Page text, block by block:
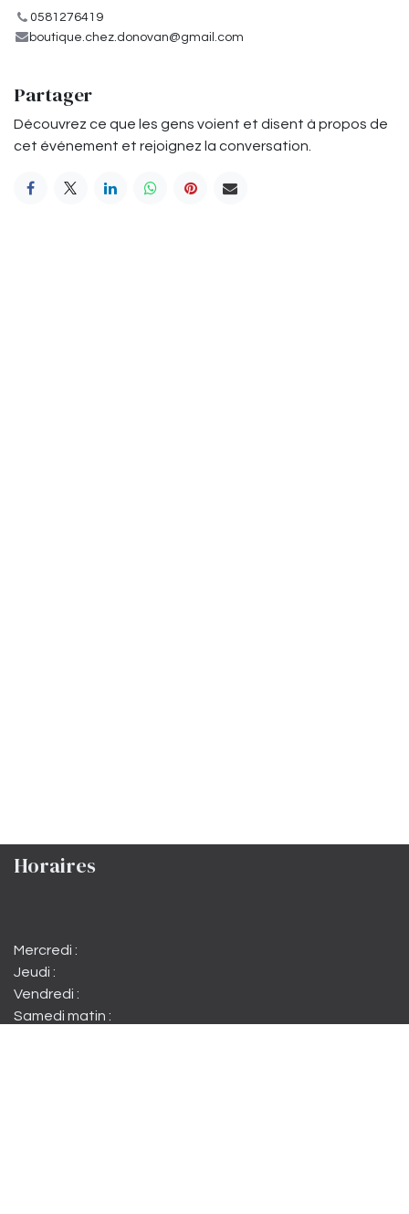
0581276419
boutique.chez.donovan@gmail.com
Partager
Découvrez ce que les gens voient et disent à propos de
cet événement et rejoignez la conversation.
Horaires
Mercredi :
Jeudi :
Vendredi :
Samedi matin :